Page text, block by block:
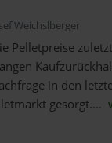
Weichslberger
Pelletpreise
in den
gesorgt....